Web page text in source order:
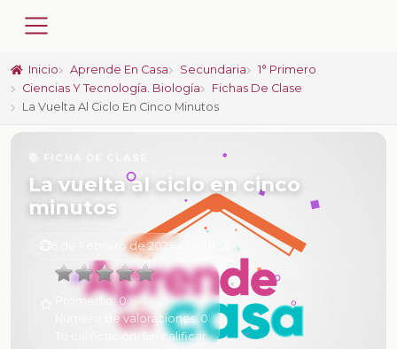
Inicio Aprende En Casa Secundaria
1° Primero
Ciencias Y Tecnología. Biología
Fichas De Clase
La Vuelta Al Ciclo En Cinco Minutos
La vuelta al ciclo en cinco
minutos
6 de Febrero de 2025 a las 16:53
Promedio:0
Número de valoraciones: 0
Tu calificación: Sin calificar